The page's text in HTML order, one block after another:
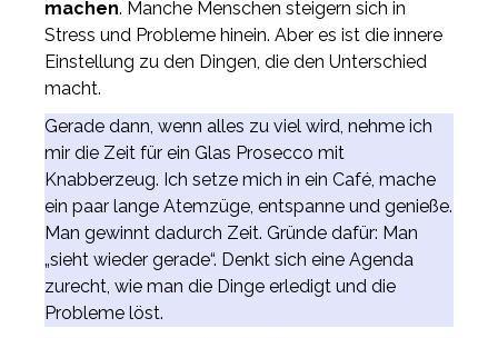
machen. Manche Menschen steigern sich in
Stress und Probleme hinein. Aber es ist die innere
Einstellung zu den Dingen, die den Unterschied
macht.
Gerade dann, wenn alles zu viel wird, nehme ich
mir die Zeit für ein Glas Prosecco mit
Knabberzeug. Ich setze mich in ein Café, mache
ein paar lange Atemzüge, entspanne und genieße.
Man gewinnt dadurch Zeit. Gründe dafür: Man
„sieht wieder gerade“. Denkt sich eine Agenda
zurecht, wie man die Dinge erledigt und die
Probleme löst.